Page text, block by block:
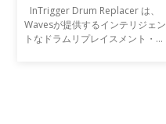
InTrigger Drum Replacer は、
Wavesが提供するインテリジェン
トなドラムリプレイスメント・プ